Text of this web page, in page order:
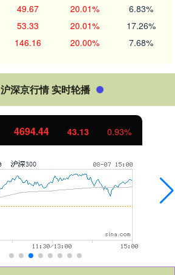
49.67 20.01% 6.83%
53.33 20.01% 17.26%
146.16 20.00% 7.68%
沪深京行情 实时轮播
4694.44 43.13 0.93%